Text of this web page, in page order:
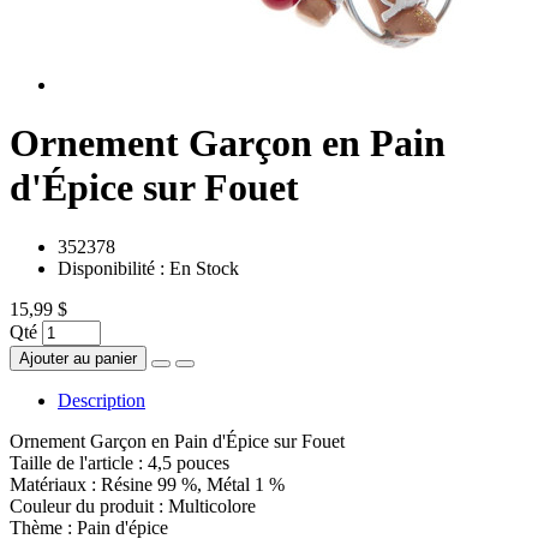
Ornement Garçon en Pain
d'Épice sur Fouet
352378
Disponibilité : En Stock
15,99 $
Qté
Ajouter au panier
Description
Ornement Garçon en Pain d'Épice sur Fouet
Taille de l'article : 4,5 pouces
Matériaux : Résine 99 %, Métal 1 %
Couleur du produit : Multicolore
Thème : Pain d'épice